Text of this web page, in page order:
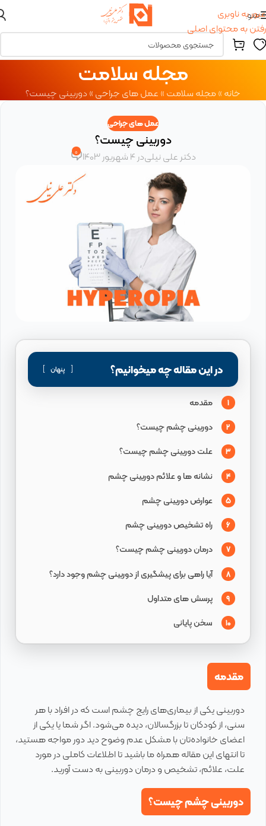
عبور به ناوبری
رفتن به محتوای اصلی
منو
مجله سلامت
خانه»مجله سلامت»عمل های جراحی»دوربینی چیست؟
عمل های جراحی
دوربینی چیست؟
دکتر علی نیلیدر 4 شهریور 1403 0
در این مقاله چه میخوانیم؟ پنهان
1 مقدمه
2 دوربینی چشم چیست؟
3 علت دوربینی چشم چیست؟
4 نشانه ها و علائم دوربینی چشم
5 عوارض دوربینی چشم
6 راه تشخیص دوربینی چشم
7 درمان دوربینی چشم چیست؟
8 آیا راهی برای پیشگیری از دوربینی چشم وجود دارد؟
9 پرسش های متداول
10 سخن پایانی
مقدمه
دوربینی یکی از بیماری‌های رایج چشم است که در افراد با هر
سنی، از کودکان تا بزرگسالان، دیده می‌شود. اگر شما یا یکی از
اعضای خانواده‌تان با مشکل عدم وضوح دید دور مواجه هستید،
تا انتهای این مقاله همراه ما باشید تا اطلاعات کاملی در مورد
علت، علائم، تشخیص و درمان دوربینی به دست آورید.
دوربینی چشم چیست؟